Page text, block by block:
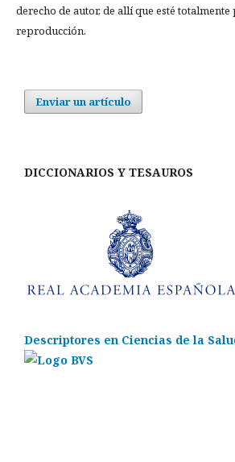
derecho de autor, de allí que esté
reproducción.
Enviar un artículo
DICCIONARIOS Y TESAUROS
Descriptores en Ciencias de la